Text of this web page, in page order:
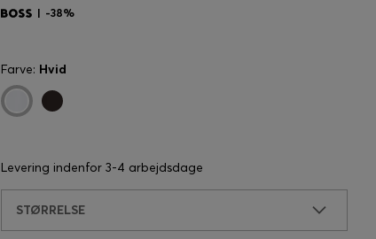
-38%
Farve: Hvid
Levering indenfor 3-4 arbejdsdage
STØRRELSE